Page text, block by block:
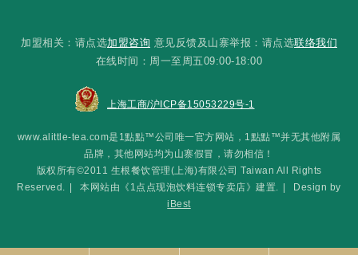
加盟相关：请点选加盟咨询 意见反馈及山寨举报：请点选联络我们
在线时间：周一至周五09:00-18:00
www.alittle-tea.com是1點點™公司唯一官方网站，1點點™并无其他附属
品牌，其他网站均为山寨假冒，请勿相信！
版权所有©2011 生根餐饮管理(上海)有限公司 Taiwan All Rights
Reserved.
本网站由《1点点现泡饮料连锁专卖店》建置.
Design by
iBest
上海工商/沪ICP备15053229号-1